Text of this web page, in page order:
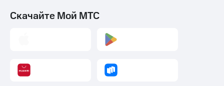
Скачайте Мой МТС